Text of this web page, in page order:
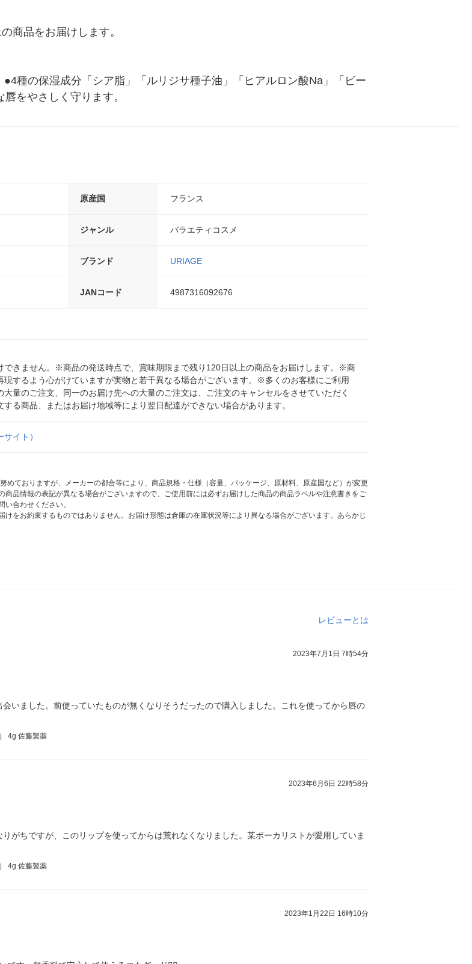
商品をお届けします。
種の保湿成分「シア脂」「ルリジサ種子油」「ヒアルロン酸Na」「ビー
をやさしく守ります。
原産国 フランス
ジャンル バラエティコスメ
ブランド URIAGE
JANコード 4987316092676
できません。※商品の発送時点で、賞味期限まで残り120日以上の商品をお届けします。※商
現するよう心がけていますが実物と若干異なる場合がございます。※多くのお客様にご利用
量のご注文、同一のお届け先への大量のご注文は、ご注文のキャンセルをさせていただく
る商品、またはお届け地域等により翌日配達ができない場合があります。
イト）
めておりますが、メーカーの都合等により、商品規格・仕様（容量、パッケージ、原材料、原産国など）が変更
品情報の表記が異なる場合がございますので、ご使用前には必ずお届けした商品の商品ラベルや注意書きをご
合わせください。
をお約束するものではありません。お届け形態は倉庫の在庫状況等により異なる場合がございます。あらかじ
レビューとは
2023年7月1日 7時54分
いました。前使っていたものが無くなりそうだったので購入しました。これを使ってから唇の
4g 佐藤製薬
2023年6月6日 22時58分
がちですが、このリップを使ってからは荒れなくなりました。某ボーカリストが愛用していま
4g 佐藤製薬
2023年1月22日 16時10分